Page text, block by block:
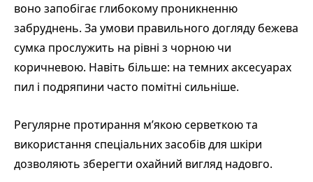
воно запобігає глибокому проникненню
забруднень. За умови правильного догляду бежева
сумка прослужить на рівні з чорною чи
коричневою. Навіть більше: на темних аксесуарах
пил і подряпини часто помітні сильніше.
Регулярне протирання м’якою серветкою та
використання спеціальних засобів для шкіри
дозволяють зберегти охайний вигляд надовго.